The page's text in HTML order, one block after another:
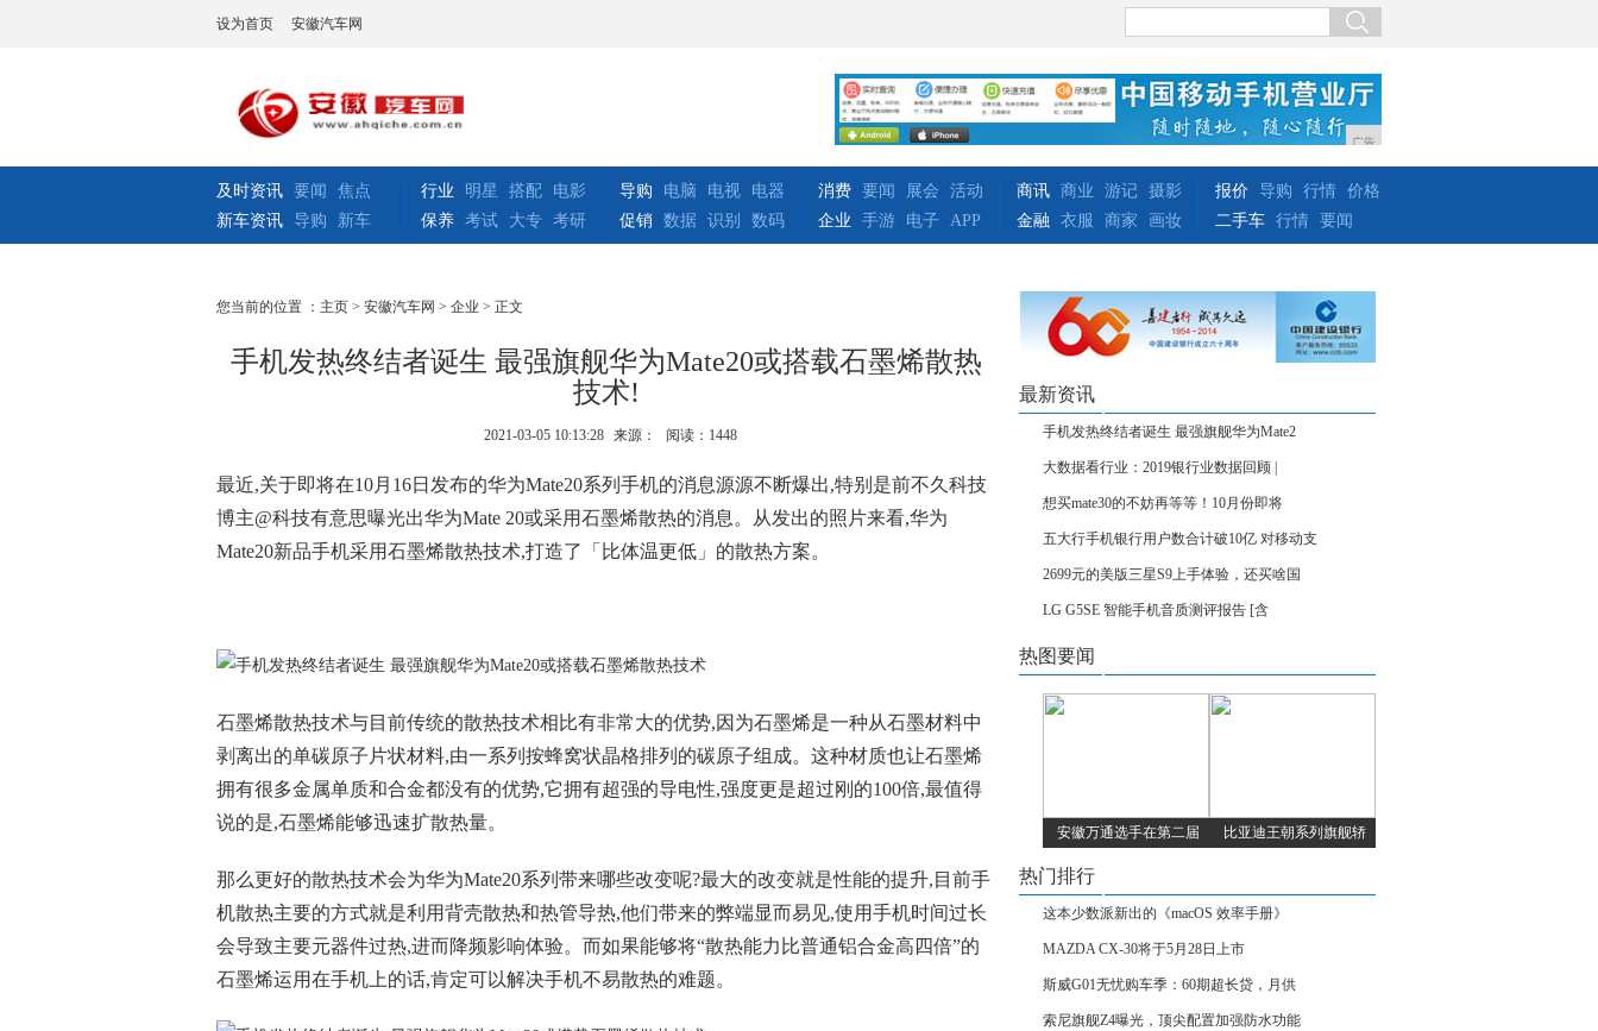
设为首页 安徽汽车网
广告
及时资讯 要闻
焦点
新车资讯 导购 新车
行业 明星 搭配
电影
保养 考试 大专 考研
导购 电脑 电视
电器
促销
数据 识别 数码
消费 要闻 展会
活动
企业
手游 电子 APP
商讯 商业 游记 摄影
金融
衣服 商家 画妆
报价 导购 行情 价格
二手车 行情 要闻
您当前的位置 ： 主页 > 安徽汽车网 > 企业 > 正文
手机发热终结者诞生 最强旗舰华为Mate20或搭载石墨烯散热
技术!
2021-03-05 10:13:28 来源： 阅读：1448
最近,关于即将在10月16日发布的华为Mate20系列手机的消息源源不断爆出,特别是前不久科技
博主@科技有意思曝光出华为Mate 20或采用石墨烯散热的消息。从发出的照片来看,华为
Mate20新品手机采用石墨烯散热技术,打造了「比体温更低」的散热方案。
石墨烯散热技术与目前传统的散热技术相比有非常大的优势,因为石墨烯是一种从石墨材料中
剥离出的单碳原子片状材料,由一系列按蜂窝状晶格排列的碳原子组成。这种材质也让石墨烯
拥有很多金属单质和合金都没有的优势,它拥有超强的导电性,强度更是超过刚的100倍,最值得
说的是,石墨烯能够迅速扩散热量。
那么更好的散热技术会为华为Mate20系列带来哪些改变呢?最大的改变就是性能的提升,目前手
机散热主要的方式就是利用背壳散热和热管导热,他们带来的弊端显而易见,使用手机时间过长
会导致主要元器件过热,进而降频影响体验。而如果能够将“散热能力比普通铝合金高四倍”的
石墨烯运用在手机上的话,肯定可以解决手机不易散热的难题。
最新资讯
手机发热终结者诞生 最强旗舰华为Mate2
大数据看行业：2019银行业数据回顾 |
想买mate30的不妨再等等！10月份即将
五大行手机银行用户数合计破10亿 对移动支
2699元的美版三星S9上手体验，还买啥国
LG G5SE 智能手机音质测评报告 [含
热图要闻
安徽万通选手在第二届 比亚迪王朝系列旗舰轿
热门排行
这本少数派新出的《macOS 效率手册》
MAZDA CX-30将于5月28日上市
斯威G01无忧购车季：60期超长贷，月供
索尼旗舰Z4曝光，顶尖配置加强防水功能